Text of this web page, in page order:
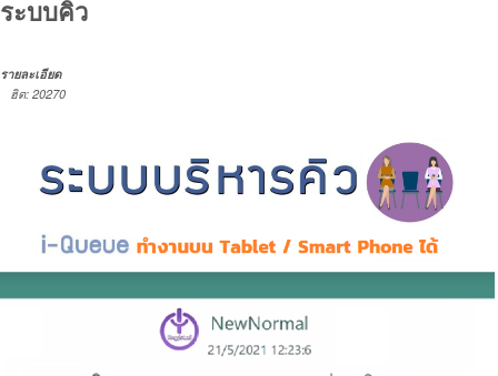
ระบบคิว
รายละเอียด
ฮิต: 20270